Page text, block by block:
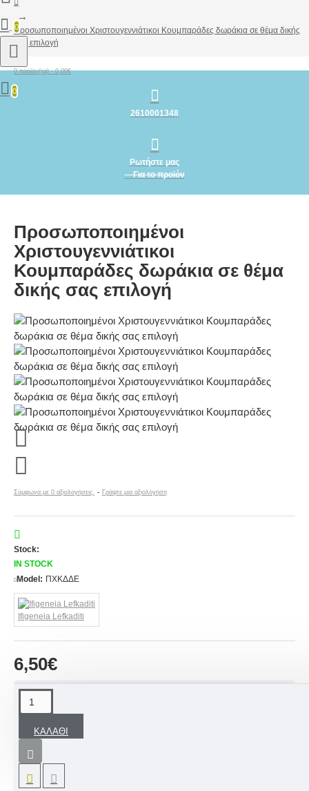
0
0 προϊόν(τα) - 0,00€
0
Προσωποποιημένοι Χριστουγεννιάτικοι Κουμπαράδες δωράκια σε θέμα δικής
σας επιλογή
2610001348
Ρωτήστε μας
Για το προϊόν
Προσωποποιημένοι
Χριστουγεννιάτικοι
Κουμπαράδες δωράκια σε θέμα
δικής σας επιλογή
Σύμφωνα με 0 αξιολογήσεις. - Γράψτε μια αξιολόγηση
6,50€
Stock:
IN STOCK
Model: ΠΧΚΔΔΕ
Ifigeneia Lefkaditi
ΚΑΛΆΘΙ
Ξύλινοι χειροποίητοι κουμπαράδες
διακοσμημένοι σε θέμα δική σας
επιθυμίας με προσωπική ευχή και